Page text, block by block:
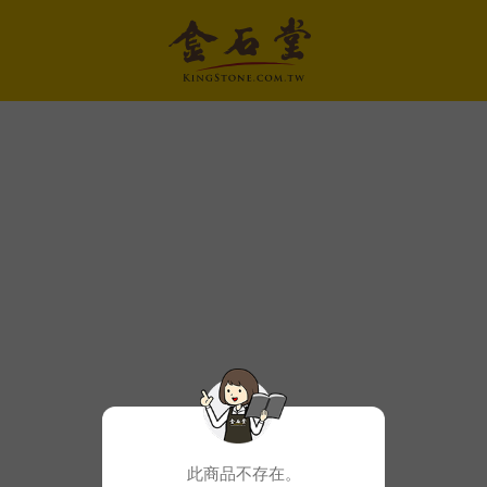
此商品不存在。